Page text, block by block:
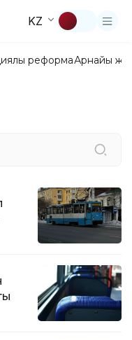
KZ
реформаАрнайы